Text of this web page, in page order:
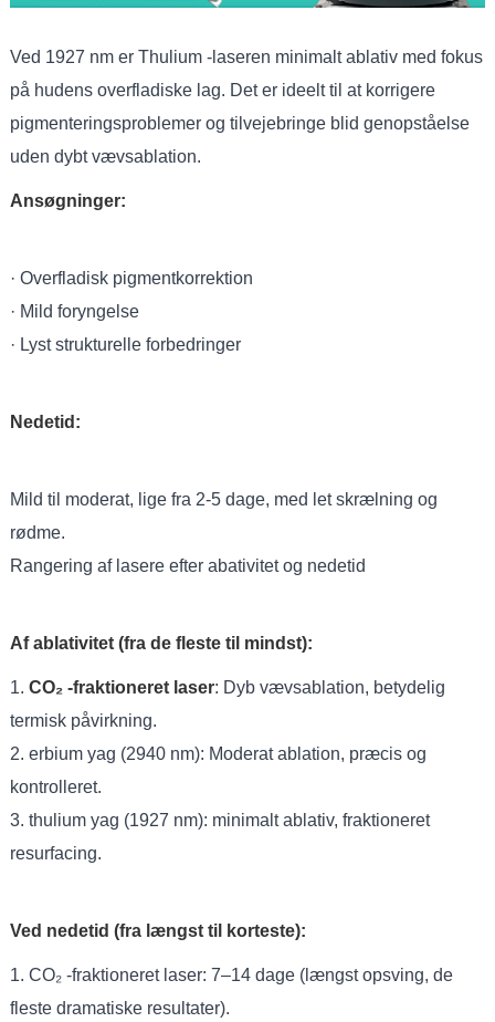
Ved 1927 nm er Thulium -laseren minimalt ablativ med fokus
på hudens overfladiske lag. Det er ideelt til at korrigere
pigmenteringsproblemer og tilvejebringe blid genopståelse
uden dybt vævsablation.
Ansøgninger:
· Overfladisk pigmentkorrektion
· Mild foryngelse
· Lyst strukturelle forbedringer
Nedetid:
Mild til moderat, lige fra 2-5 dage, med let skrælning og
rødme.
Rangering af lasere efter abativitet og nedetid
Af ablativitet (fra de fleste til mindst):
1. CO₂ -fraktioneret laser: Dyb vævsablation, betydelig
termisk påvirkning.
2. erbium yag (2940 nm): Moderat ablation, præcis og
kontrolleret.
3. thulium yag (1927 nm): minimalt ablativ, fraktioneret
resurfacing.
Ved nedetid (fra længst til korteste):
1. CO₂ -fraktioneret laser: 7–14 dage (længst opsving, de
fleste dramatiske resultater).